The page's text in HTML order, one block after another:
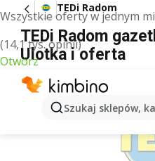
Wszystkie oferty w jednym
(14,1 tys. opinii)
Otwórz
Szukaj sklepów,
TEDi Radom
TEDi Radom
Ulotka i oferta